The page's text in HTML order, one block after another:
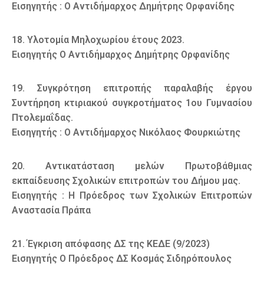
Εισηγητής : Ο Αντιδήμαρχος Δημήτρης Ορφανίδης
18. Υλοτομία Μηλοχωρίου έτους 2023.
Εισηγητής Ο Αντιδήμαρχος Δημήτρης Ορφανίδης
19. Συγκρότηση επιτροπής παραλαβής έργου
Συντήρηση κτιριακού συγκροτήματος 1ου Γυμνασίου
Πτολεμαΐδας.
Εισηγητής : Ο Αντιδήμαρχος Νικόλαος Φουρκιώτης
20. Αντικατάσταση μελών Πρωτοβάθμιας
εκπαίδευσης Σχολικών επιτροπών του Δήμου μας.
Εισηγητής : Η Πρόεδρος των Σχολικών Επιτροπών
Αναστασία Πράπα
21. Έγκριση απόφασης ΔΣ της ΚΕΔΕ (9/2023)
Εισηγητής Ο Πρόεδρος ΔΣ Κοσμάς Σιδηρόπουλος